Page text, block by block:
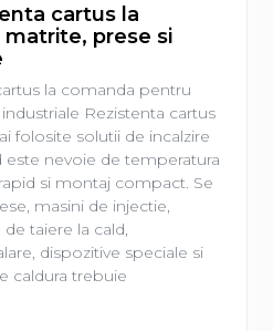
cartus la
prese si
la comanda pentru
Rezistenta cartus
folosite solutii de incalzire
este nevoie de temperatura
si montaj compact. Se
masini de injectie,
taiere la cald,
dispozitive speciale si
caldura trebuie